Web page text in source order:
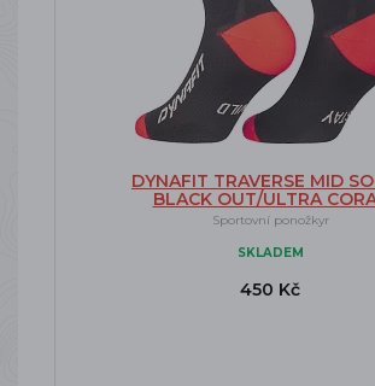
DYNAFIT TRAVERSE MID
BLACK OUT/ULTRA
Sportovní ponožkyr
SKLADEM
450 Kč